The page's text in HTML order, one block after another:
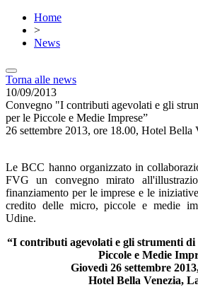
Home
>
News
Torna alle news
10/09/2013
Convegno "I contributi agevolati e gli
per le Piccole e Medie Imprese”
26 settembre 2013, ore 18.00, Hotel Bella
Le BCC hanno organizzato in
FVG un convegno mirato
finanziamento per le imprese e le
credito delle micro, piccole e medie
Udine.
“I contributi agevolati e gli strumenti di
Piccole e Medie
Giovedì 26 settembre
Hotel Bella Venezia,